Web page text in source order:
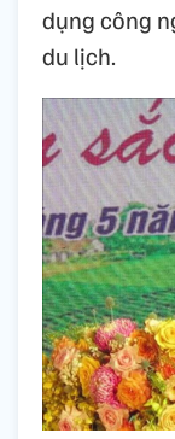
dụng công
du lịch.